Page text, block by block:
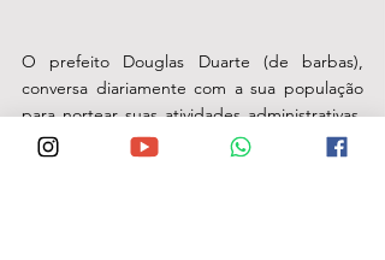
O prefeito Douglas Duarte (de barbas),
conversa diariamente com a sua população
para nortear suas atividades administrativas.
Segundo o gestor "A administração é o